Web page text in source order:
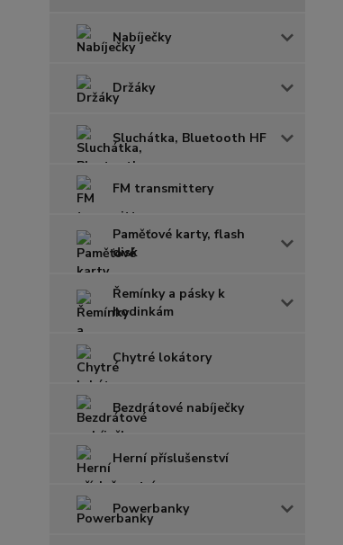
Nabíječky
Držáky
Sluchátka, Bluetooth HF
FM transmittery
Paměťové karty, flash
disk
Řemínky a pásky k
hodinkám
Chytré lokátory
Bezdrátové nabíječky
Herní příslušenství
Powerbanky